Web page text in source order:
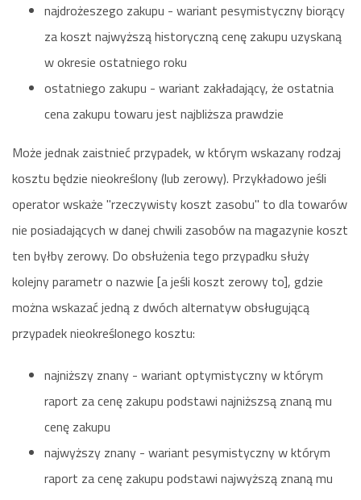
najdrożeszego zakupu - wariant pesymistyczny biorący
za koszt najwyższą historyczną cenę zakupu uzyskaną
w okresie ostatniego roku
ostatniego zakupu - wariant zakładający, że ostatnia
cena zakupu towaru jest najbliższa prawdzie
Może jednak zaistnieć przypadek, w którym wskazany rodzaj
kosztu będzie nieokreślony (lub zerowy). Przykładowo jeśli
operator wskaże "rzeczywisty koszt zasobu" to dla towarów
nie posiadających w danej chwili zasobów na magazynie koszt
ten byłby zerowy. Do obsłużenia tego przypadku służy
kolejny parametr o nazwie [a jeśli koszt zerowy to], gdzie
można wskazać jedną z dwóch alternatyw obsługującą
przypadek nieokreślonego kosztu:
najniższy znany - wariant optymistyczny w którym
raport za cenę zakupu podstawi najniższsą znaną mu
cenę zakupu
najwyższy znany - wariant pesymistyczny w którym
raport za cenę zakupu podstawi najwyższą znaną mu